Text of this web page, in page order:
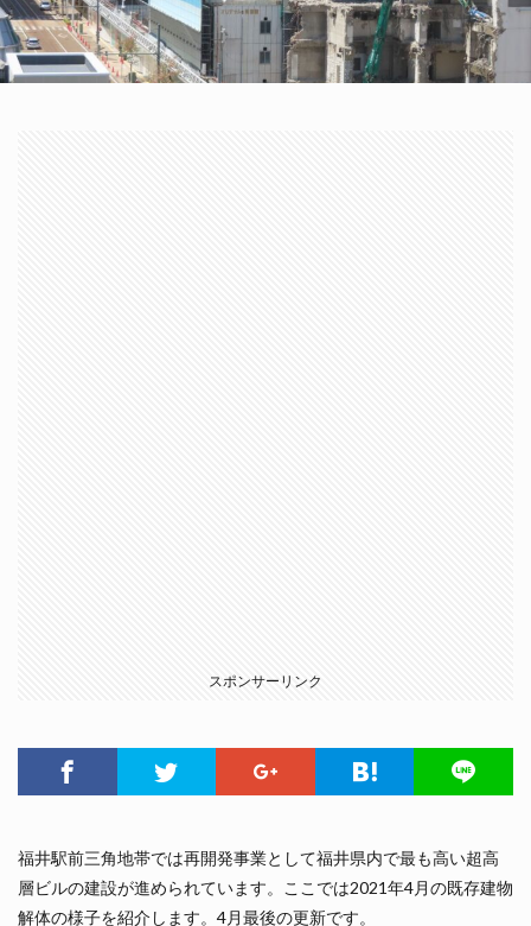
スポンサーリンク
福井駅前三角地帯では再開発事業として福井県内で最も高い超高
層ビルの建設が進められています。ここでは2021年4月の既存建物
解体の様子を紹介します。4月最後の更新です。